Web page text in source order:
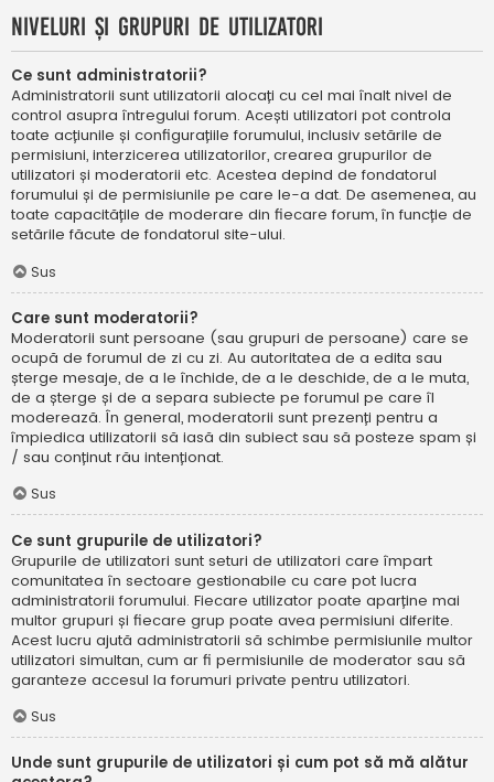
Niveluri și grupuri de utilizatori
Ce sunt administratorii?
Administratorii sunt utilizatorii alocați cu cel mai înalt nivel de
control asupra întregului forum. Acești utilizatori pot controla
toate acțiunile și configurațiile forumului, inclusiv setările de
permisiuni, interzicerea utilizatorilor, crearea grupurilor de
utilizatori și moderatorii etc. Acestea depind de fondatorul
forumului și de permisiunile pe care le-a dat. De asemenea, au
toate capacitățile de moderare din fiecare forum, în funcție de
setările făcute de fondatorul site-ului.
Sus
Care sunt moderatorii?
Moderatorii sunt persoane (sau grupuri de persoane) care se
ocupă de forumul de zi cu zi. Au autoritatea de a edita sau
șterge mesaje, de a le închide, de a le deschide, de a le muta,
de a șterge și de a separa subiecte pe forumul pe care îl
moderează. În general, moderatorii sunt prezenți pentru a
împiedica utilizatorii să iasă din subiect sau să posteze spam și
/ sau conținut rău intenționat.
Sus
Ce sunt grupurile de utilizatori?
Grupurile de utilizatori sunt seturi de utilizatori care împart
comunitatea în sectoare gestionabile cu care pot lucra
administratorii forumului. Fiecare utilizator poate aparține mai
multor grupuri și fiecare grup poate avea permisiuni diferite.
Acest lucru ajută administratorii să schimbe permisiunile multor
utilizatori simultan, cum ar fi permisiunile de moderator sau să
garanteze accesul la forumuri private pentru utilizatori.
Sus
Unde sunt grupurile de utilizatori și cum pot să mă alătur